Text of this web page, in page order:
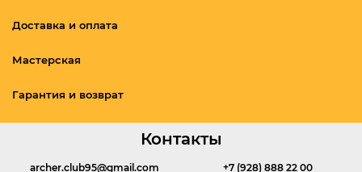
Доставка и оплата
Мастерская
Гарантия и возврат
Контакты
archer.club95@gmail.com +7 (928) 888 22 00